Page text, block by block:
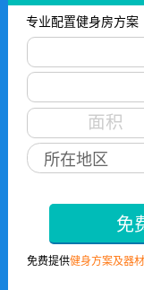
专业配置健身房方案
免
免费提供健身方案及器